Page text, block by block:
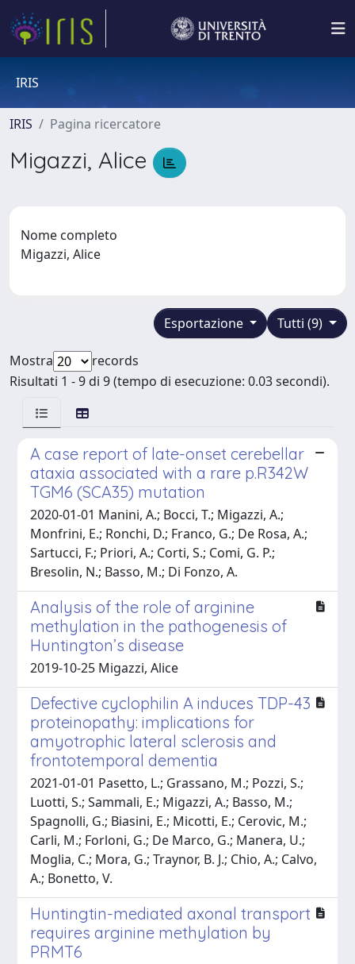
IRIS
IRIS Pagina ricercatore
Migazzi, Alice
Nome completo
Migazzi, Alice
Tutti (9)
Esportazione
Mostra
records
Risultati 1 - 9 di 9 (tempo di esecuzione: 0.03 secondi).
A case report of late-onset cerebellar
ataxia associated with a rare p.R342W
TGM6 (SCA35) mutation
2020-01-01 Manini, A.; Bocci, T.; Migazzi, A.;
Monfrini, E.; Ronchi, D.; Franco, G.; De Rosa, A.;
Sartucci, F.; Priori, A.; Corti, S.; Comi, G. P.;
Bresolin, N.; Basso, M.; Di Fonzo, A.
Analysis of the role of arginine
methylation in the pathogenesis of
Huntington’s disease
2019-10-25 Migazzi, Alice
Defective cyclophilin A induces TDP-43
proteinopathy: implications for
amyotrophic lateral sclerosis and
frontotemporal dementia
2021-01-01 Pasetto, L.; Grassano, M.; Pozzi, S.;
Luotti, S.; Sammali, E.; Migazzi, A.; Basso, M.;
Spagnolli, G.; Biasini, E.; Micotti, E.; Cerovic, M.;
Carli, M.; Forloni, G.; De Marco, G.; Manera, U.;
Moglia, C.; Mora, G.; Traynor, B. J.; Chio, A.; Calvo,
A.; Bonetto, V.
Huntingtin-mediated axonal transport
requires arginine methylation by
PRMT6